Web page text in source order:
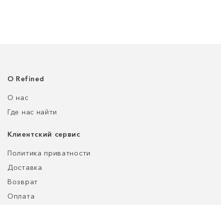
О Refined
О нас
Где нас найти
Клиентский сервис
Политика приватности
Доставка
Возврат
Оплата